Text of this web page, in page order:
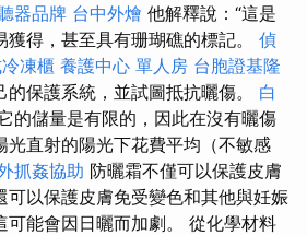
器品牌 台中外燴 他解釋說：“這是
得，甚至具有珊瑚礁的標記。 偵
凍櫃 養護中心 單人房 台胞證基隆
保護系統，並試圖抵抗曬傷。 白
的儲量是有限的，因此在沒有曬傷
光直射的陽光下花費平均（不敏感
抓姦協助 防曬霜不僅可以保護皮膚
可以保護皮膚免受變色和其他與妊娠
可能會因日曬而加劇。 從化學材料